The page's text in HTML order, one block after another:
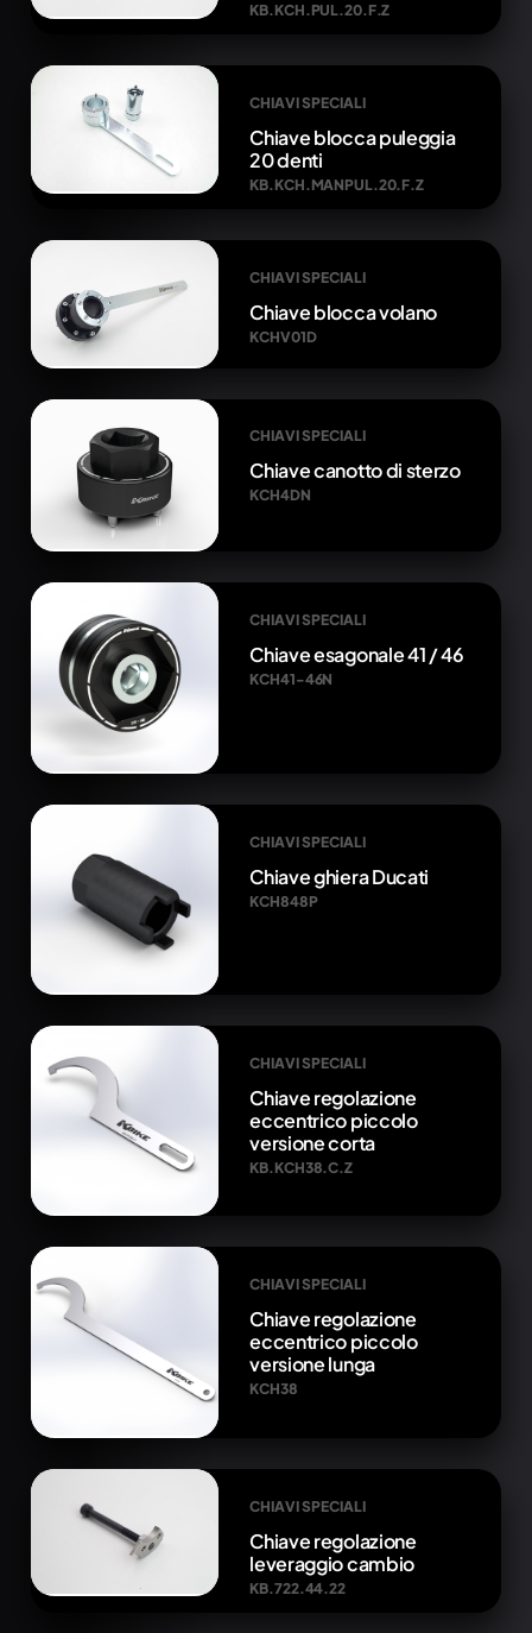
KB.KCH.PUL.20.F.Z
CHIAVI SPECIALI
Chiave blocca puleggia
20 denti
KB.KCH.MANPUL.20.F.Z
CHIAVI SPECIALI
Chiave blocca volano
KCHV01D
CHIAVI SPECIALI
Chiave canotto di sterzo
KCH4DN
CHIAVI SPECIALI
Chiave esagonale 41 / 46
KCH41-46N
CHIAVI SPECIALI
Chiave ghiera Ducati
KCH848P
CHIAVI SPECIALI
Chiave regolazione
eccentrico piccolo
versione corta
KB.KCH38.C.Z
CHIAVI SPECIALI
Chiave regolazione
eccentrico piccolo
versione lunga
KCH38
CHIAVI SPECIALI
Chiave regolazione
leveraggio cambio
KB.722.44.22